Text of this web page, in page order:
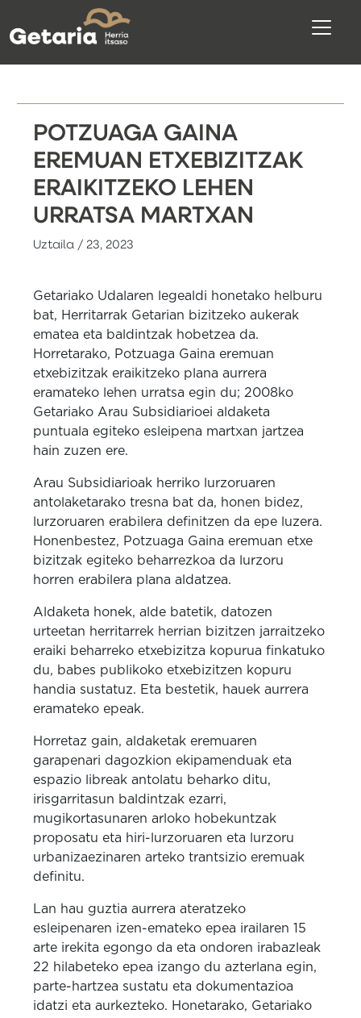
POTZUAGA GAINA
EREMUAN ETXEBIZITZAK
ERAIKITZEKO LEHEN
URRATSA MARTXAN
Uztaila / 23, 2023
Getariako Udalaren legealdi honetako helburu
bat, Herritarrak Getarian bizitzeko aukerak
ematea eta baldintzak hobetzea da.
Horretarako, Potzuaga Gaina eremuan
etxebizitzak eraikitzeko plana aurrera
eramateko lehen urratsa egin du; 2008ko
Getariako Arau Subsidiarioei aldaketa
puntuala egiteko esleipena martxan jartzea
hain zuzen ere.
Arau Subsidiarioak herriko lurzoruaren
antolaketarako tresna bat da, honen bidez,
lurzoruaren erabilera definitzen da epe luzera.
Honenbestez, Potzuaga Gaina eremuan etxe
bizitzak egiteko beharrezkoa da lurzoru
horren erabilera plana aldatzea.
Aldaketa honek, alde batetik, datozen
urteetan herritarrek herrian bizitzen jarraitzeko
eraiki beharreko etxebizitza kopurua finkatuko
du, babes publikoko etxebizitzen kopuru
handia sustatuz. Eta bestetik, hauek aurrera
eramateko epeak.
Horretaz gain, aldaketak eremuaren
garapenari dagozkion ekipamenduak eta
espazio libreak antolatu beharko ditu,
irisgarritasun baldintzak ezarri,
mugikortasunaren arloko hobekuntzak
proposatu eta hiri-lurzoruaren eta lurzoru
urbanizaezinaren arteko trantsizio eremuak
definitu.
Lan hau guztia aurrera ateratzeko
esleipenaren izen-emateko epea irailaren 15
arte irekita egongo da eta ondoren irabazleak
22 hilabeteko epea izango du azterlana egin,
parte-hartzea sustatu eta dokumentazioa
idatzi eta aurkezteko. Honetarako, Getariako